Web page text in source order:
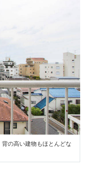
の高い建物もほとんどな